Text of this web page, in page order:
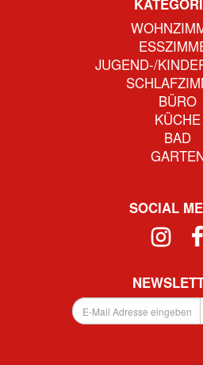
JUGEND-/
BÜRO
KÜCHE
BAD
SOCIAL
Mail